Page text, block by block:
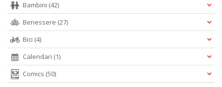
Bambini (42)
Benessere (27)
Bici (4)
Calendari (1)
Comics (50)